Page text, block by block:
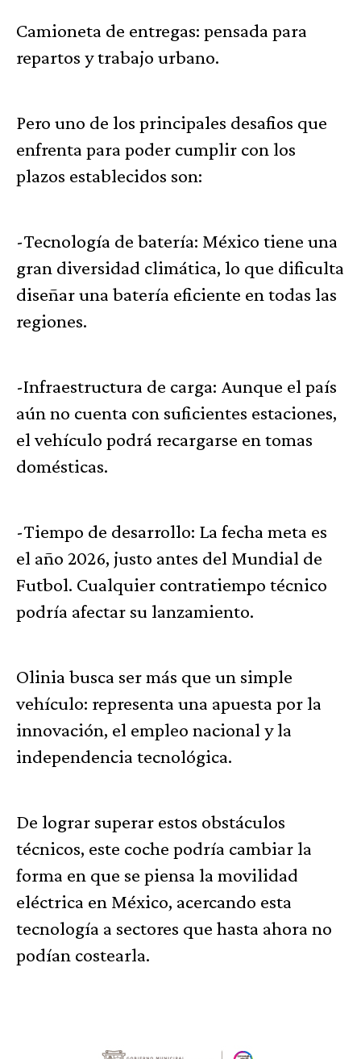
Camioneta de entregas: pensada para
repartos y trabajo urbano.
Pero uno de los principales desafios que
enfrenta para poder cumplir con los
plazos establecidos son:
-Tecnología de batería: México tiene una
gran diversidad climática, lo que dificulta
diseñar una batería eficiente en todas las
regiones.
-Infraestructura de carga: Aunque el país
aún no cuenta con suficientes estaciones,
el vehículo podrá recargarse en tomas
domésticas.
-Tiempo de desarrollo: La fecha meta es
el año 2026, justo antes del Mundial de
Futbol. Cualquier contratiempo técnico
podría afectar su lanzamiento.
Olinia busca ser más que un simple
vehículo: representa una apuesta por la
innovación, el empleo nacional y la
independencia tecnológica.
De lograr superar estos obstáculos
técnicos, este coche podría cambiar la
forma en que se piensa la movilidad
eléctrica en México, acercando esta
tecnología a sectores que hasta ahora no
podían costearla.